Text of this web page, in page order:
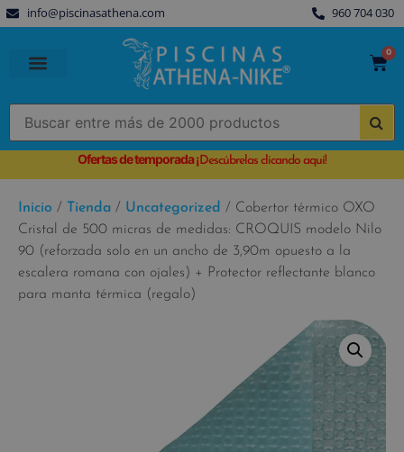
info@piscinasathena.com 960 704 030
0
Ofertas de temporada¡Descúbrelas clicando aquí!
Inicio / Tienda / Uncategorized / Cobertor térmico OXO
Cristal de 500 micras de medidas: CROQUIS modelo Nilo
90 (reforzada solo en un ancho de 3,90m opuesto a la
escalera romana con ojales) + Protector reflectante blanco
para manta térmica (regalo)